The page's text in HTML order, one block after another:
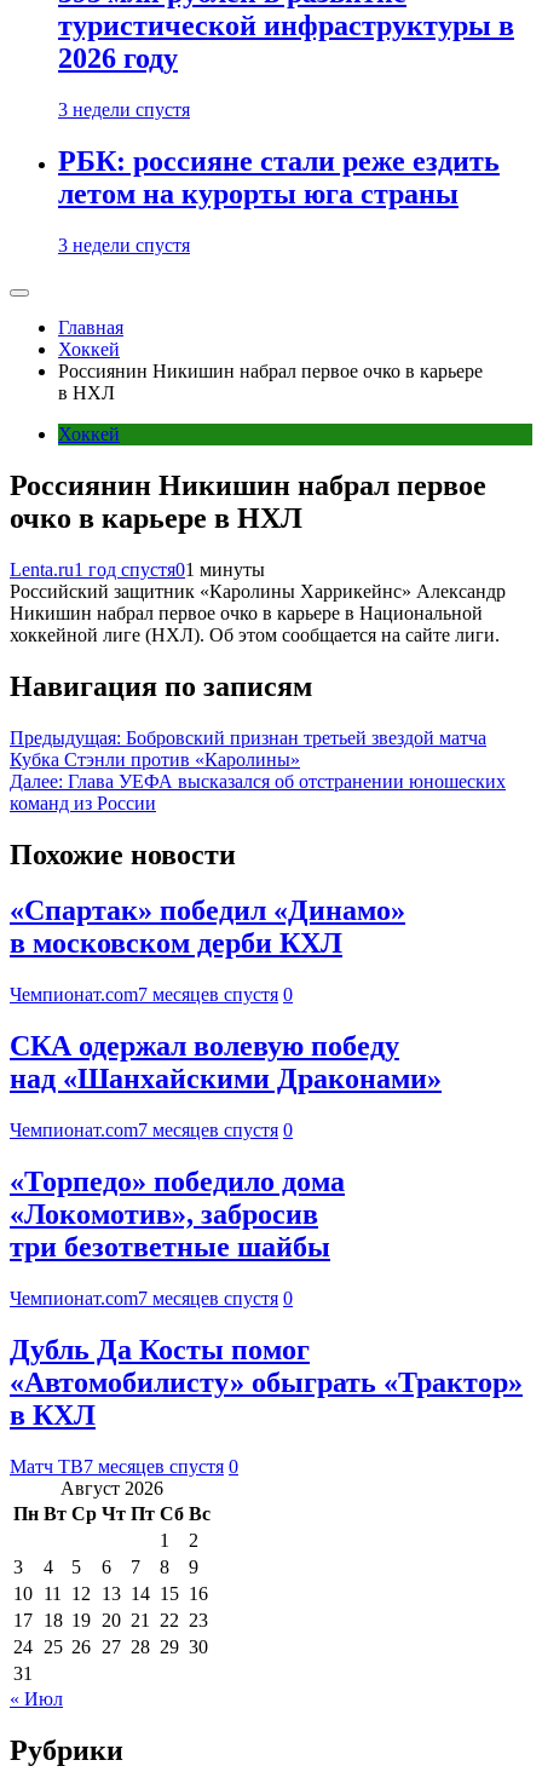
туристической инфраструктуры в
2026 году
3 недели спустя
РБК: россияне стали реже ездить
летом на курорты юга страны
3 недели спустя
Главная
Хоккей
Россиянин Никишин набрал первое очко в карьере
в НХЛ
Хоккей
Россиянин Никишин набрал первое
очко в карьере в НХЛ
Lenta.ru1 год спустя01 минуты
Российский защитник «Каролины Харрикейнс» Александр
Никишин набрал первое очко в карьере в Национальной
хоккейной лиге (НХЛ). Об этом сообщается на сайте лиги.
Навигация по записям
Предыдущая: Бобровский признан третьей звездой матча
Кубка Стэнли против «Каролины»
Далее: Глава УЕФА высказался об отстранении юношеских
команд из России
Похожие новости
«Спартак» победил «Динамо»
в московском дерби КХЛ
Чемпионат.com7 месяцев спустя 0
СКА одержал волевую победу
над «Шанхайскими Драконами»
Чемпионат.com7 месяцев спустя 0
«Торпедо» победило дома
«Локомотив», забросив
три безответные шайбы
Чемпионат.com7 месяцев спустя 0
Дубль Да Косты помог
«Автомобилисту» обыграть «Трактор»
в КХЛ
Матч ТВ7 месяцев спустя 0
Август 2026
Пн Вт Ср Чт Пт Сб Вс
1
2
3
4 5 6 7 8
9
10 11 12 13 14 15 16
17 18 19 20 21 22 23
24 25 26 27 28 29 30
31
« Июл
Рубрики